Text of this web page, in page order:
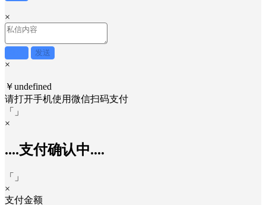
×
发送
×
￥undefined
请打开手机使用微信扫码支付
「
」
×
....支付确认中....
「
」
×
支付金额